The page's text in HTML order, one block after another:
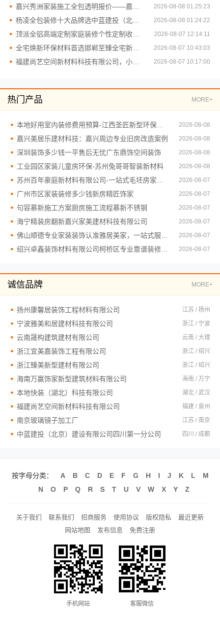
2026-08-08 01:25:23
2026-08-08 01:24:22
2026-08-07 12:14:11
2026-08-07 10:43:03
2026-08-07 10:17:00
热门产品 MORE+
2026-08-08
嘉兴美居乐建材科技：嘉兴周边专业旧房改造案例 2026-08-08
深圳装饰多少钱一平售后无忧广东鼎饰空间装饰 2026-08-08
工业园区家装儿童房环保-苏州兔哥哥智装新材料 2026-08-08
2026-08-07
广州市区家装装修多少钱新房精匠饰家 2026-08-07
句容慕新施工方案厨房施工流程慕新不锈钢 2026-08-07
海宁精装房翻新嘉兴家美建材科技有限公司 2026-08-07
2026-08-07
2026-08-07
诚信品牌 MORE+
扬州康馨居装饰工程材料有限公司 江苏 / 扬州
宁波雅美和居建材科技有限公司 浙江 / 宁波
云南晟构建筑建材有限公司 云南 / 大理
浙江宜美嘉装饰工程有限公司 浙江 / 绍兴
浙江臻美新型建材有限公司 浙江 / 绍兴
海南万赢饰家新型建筑材料有限公司 海南 / 万宁
本地快装（湖北）科技有限公司 湖北 / 武汉
福建尚艺空间新材料科技有限公司 福建 / 泉州
南京玻璃镜子加工厂 江苏 / 南京
中蓝建投（北京）建设有限公司四川第一分公司 四川 / 成都
按字母分类： A B C D E F G H I J K L
M
N
O P Q R S T U V W X Y Z
关于我们 联系我们 招商服务 使用协议 版权隐私
最近更新
网站地图
发布信息 免费注册
手机网站 客服微信